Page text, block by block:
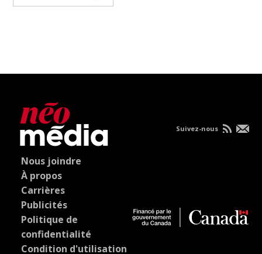
Nous joindre
À propos
Carrières
Publicités
Politique de
confidentialité
Condition d'utilisation
Suivez-nous